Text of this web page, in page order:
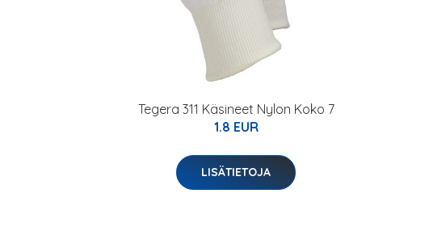
Tegera 311 Käsineet Nylon Koko 7
1.8 EUR
LISÄTIETOJA